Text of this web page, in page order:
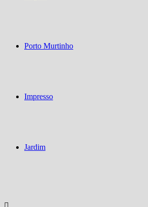
Porto Murtinho
Impresso
Jardim